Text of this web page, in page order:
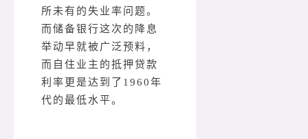
所未有的失业率问题。
而储备银行这次的降息
举动早就被广泛预料，
而自住业主的抵押贷款
利率更是达到了1960年
代的最低水平。